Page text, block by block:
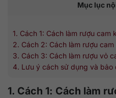
Mục lục
1. Cách 1: Cách làm rượu cam
2. Cách 2: Cách làm rượu
3. Cách 3: Cách làm rượu vỏ
4. Lưu ý cách sử dụng và bảo
1. Cách 1: Cách làm